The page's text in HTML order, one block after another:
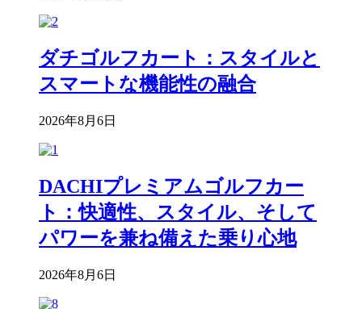
ダチゴルフカート：スタイルと
スマートな機能性の融合
2026年8月6日
DACHIプレミアムゴルフカー
ト：快適性、スタイル、そして
パワーを兼ね備えた乗り心地
2026年8月6日